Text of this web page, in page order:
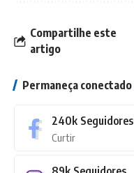
Compartilhe este
artigo
Permaneça conectado
240k Seguidores
Curtir